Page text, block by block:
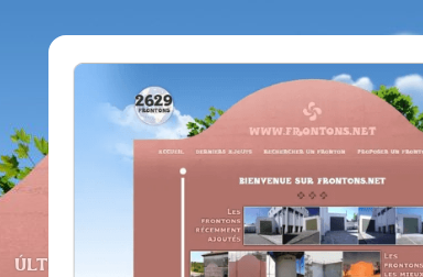
ÚLTIMOS BUSCAR UN FRONTÓN